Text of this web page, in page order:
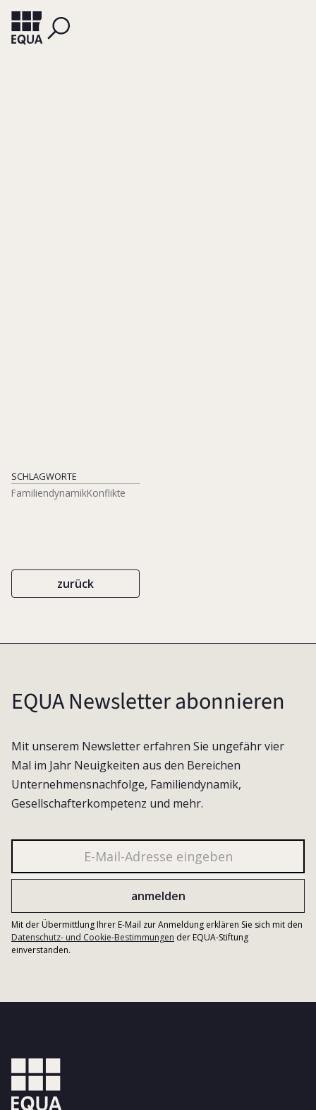
SCHLAGWORTE
FamiliendynamikKonflikte
zurück
EQUA Newsletter abonnieren
Mit unserem Newsletter erfahren Sie ungefähr vier
Mal im Jahr Neuigkeiten aus den Bereichen
Unternehmensnachfolge, Familiendynamik,
Gesellschafterkompetenz und mehr.
Mit der Übermittlung Ihrer E-Mail zur Anmeldung erklären Sie sich mit den
Datenschutz- und Cookie-Bestimmungen der EQUA-Stiftung
einverstanden.